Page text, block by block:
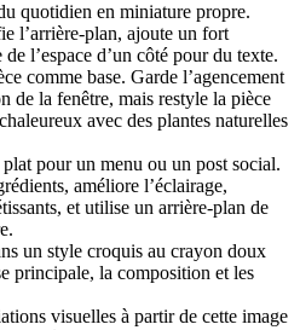
quotidien en miniature propre.
l’arrière-plan, ajoute un fort
l’espace d’un côté pour du texte.
comme base. Garde l’agencement
de la fenêtre, mais restyle la pièce
avec des plantes naturelles
pour un menu ou un post social.
améliore l’éclairage,
et utilise un arrière-plan de
un style croquis au crayon doux
principale, la composition et les
visuelles à partir de cette image